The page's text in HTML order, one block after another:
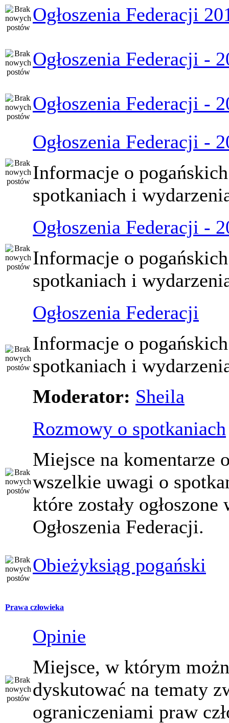
Ogłoszenia Federacji
Ogłoszenia Federacji -
Ogłoszenia Federacji -
Ogłoszenia Federacji -
Informacje o pogańskich
spotkaniach i
Ogłoszenia Federacji -
Informacje o pogańskich
spotkaniach i
Ogłoszenia Federacji
Informacje o pogańskich
spotkaniach i
Moderator: Sheila
Rozmowy o spotkaniach
Miejsce na komentarze
wszelkie uwagi o
które zostały ogłoszone
Ogłoszenia Federacji.
Obieżyksiąg pogański
Prawa człowieka
Opinie
Miejsce, w którym
dyskutować na tematy
ograniczeniami praw